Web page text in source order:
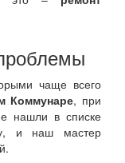
чаще всего
Коммунаре, при
нашли в списке
и наш мастер